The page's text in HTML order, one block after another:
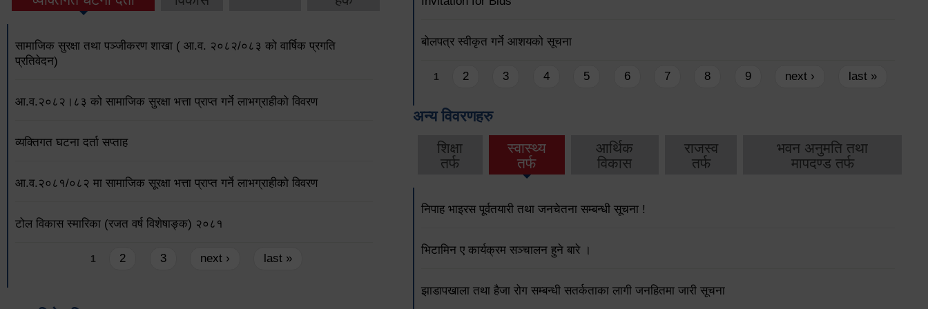
सामाजिक सुरक्षा तथा पञ्जीकरण शाखा ( आ.व. २०८२/०८३ को वार्षिक प्रगति
प्रतिवेदन)
आ.व.२०८२।८३ को सामाजिक सुरक्षा भत्ता प्राप्त गर्ने लाभग्राहीको विवरण
व्यक्तिगत घटना दर्ता सप्ताह
आ.व.२०८१/०८२ मा सामाजिक सूरक्षा भत्ता प्राप्त गर्ने लाभग्राहीको विवरण
टोल विकास स्मारिका (रजत वर्ष विशेषाङ्क) २०८१
1 2 3 next › last »
बोलपत्र स्वीकृत गर्ने आशयको सूचना
Pages
1 2 3 4 5 6 7 8 9 next › last »
अन्य विवरणहरु
शिक्षा
तर्फ
स्वास्थ्य
तर्फ
आर्थिक
विकास
राजस्व
तर्फ
भवन अनुमति तथा
मापदण्ड तर्फ
निपाह भाइरस पूर्वतयारी तथा जनचेतना सम्बन्धी सूचना !
भिटामिन ए कार्यक्रम सञ्चालन हुने बारे ।
झाडापखाला तथा हैजा रोग सम्बन्धी सतर्कताका लागी जनहितमा जारी सूचना